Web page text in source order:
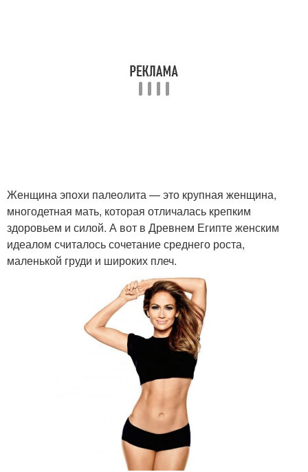
Женщина эпохи палеолита — это крупная женщина,
многодетная мать, которая отличалась крепким
здоровьем и силой. А вот в Древнем Египте женским
идеалом считалось сочетание среднего роста,
маленькой груди и широких плеч.